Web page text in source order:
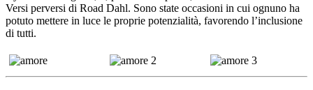
Versi perversi di Road Dahl. Sono state occasioni in cui ognuno ha
potuto mettere in luce le proprie potenzialità, favorendo l’inclusione
di tutti.